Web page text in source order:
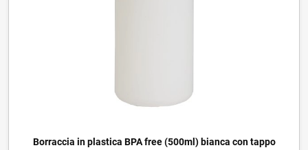
Borraccia in plastica BPA free (500ml) bianca con tappo